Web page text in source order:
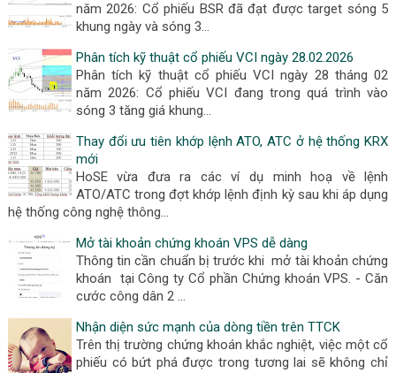
năm 2026: Cổ phiếu BSR đã đạt được target sóng 5
khung ngày và sóng 3…
Phân tích kỹ thuật cổ phiếu VCI ngày 28.02.2026
Phân tích kỹ thuật cổ phiếu VCI ngày 28 tháng 02
năm 2026: Cổ phiếu VCI đang trong quá trình vào
sóng 3 tăng giá khung…
Thay đổi ưu tiên khớp lệnh ATO, ATC ở hệ thống KRX
mới
HoSE vừa đưa ra các ví dụ minh hoạ về lệnh
ATO/ATC trong đợt khớp lệnh định kỳ sau khi áp dụng
hệ thống công nghệ thông…
Mở tài khoản chứng khoán VPS dễ dàng
Thông tin cần chuẩn bị trước khi mở tài khoản chứng
khoán tại Công ty Cổ phần Chứng khoán VPS. - Căn
cước công dân 2 …
Nhận diện sức mạnh của dòng tiền trên TTCK
Trên thị trường chứng khoán khắc nghiệt, việc một cổ
phiếu có bứt phá được trong tương lai sẽ không chỉ